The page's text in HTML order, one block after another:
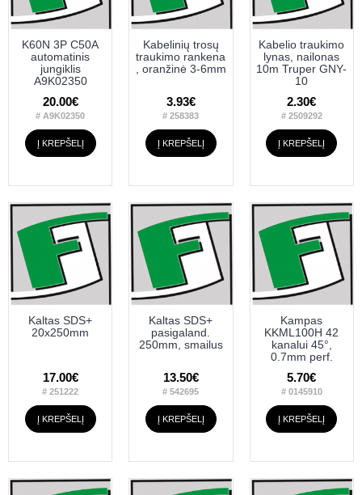
K60N 3P C50A
automatinis
jungiklis
A9K02350
20.00€
# A9K02350
Į KREPŠELĮ
Kabelinių trosų
traukimo rankena
, oranžinė 3-6mm
3.93€
# 258383
Į KREPŠELĮ
Kabelio traukimo
lynas, nailonas
10m Truper GNY-
10
2.30€
# 2509292
Į KREPŠELĮ
Kaltas SDS+
20x250mm
17.00€
# 251222
Į KREPŠELĮ
Kaltas SDS+
pasigaland.
250mm, smailus
13.50€
# 542695
Į KREPŠELĮ
Kampas
KKML100H 42
kanalui 45°,
0.7mm perf.
5.70€
# 0145910
Į KREPŠELĮ